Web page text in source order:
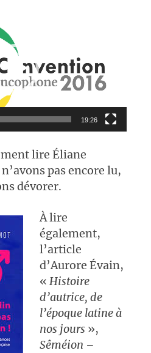
19:26
lire Éliane
pas encore lu,
dévorer.
À lire
également,
l’article
d’Aurore Évain,
« Histoire
d’autrice, de
l’époque latine à
nos jours »,
Sêméion –